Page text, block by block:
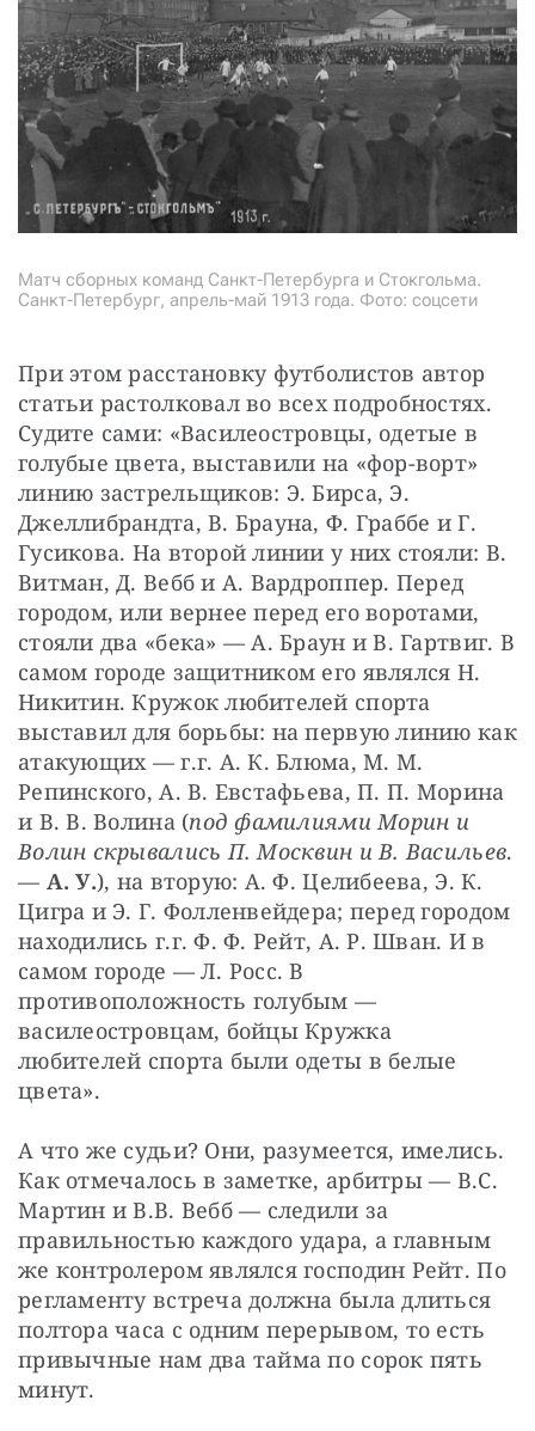
Матч сборных команд Санкт-Петербурга и Стокгольма.
Санкт-Петербург, апрель-май 1913 года. Фото: соцсети
При этом расстановку футболистов автор
статьи растолковал во всех подробностях.
Судите сами: «Василеостровцы, одетые в
голубые цвета, выставили на «фор-ворт»
линию застрельщиков: Э. Бирса, Э.
Джеллибрандта, В. Брауна, Ф. Граббе и Г.
Гусикова. На второй линии у них стояли: В.
Витман, Д. Вебб и А. Вардроппер. Перед
городом, или вернее перед его воротами,
стояли два «бека» — А. Браун и В. Гартвиг. В
самом городе защитником его являлся Н.
Никитин. Кружок любителей спорта
выставил для борьбы: на первую линию как
атакующих — г.г. А. К. Блюма, М. М.
Репинского, А. В. Евстафьева, П. П. Морина
и В. В. Волина (под фамилиями Морин и
Волин скрывались П. Москвин и В. Васильев.
— А. У.), на вторую: А. Ф. Целибеева, Э. К.
Цигра и Э. Г. Фолленвейдера; перед городом
находились г.г. Ф. Ф. Рейт, А. Р. Шван. И в
самом городе — Л. Росс. В
противоположность голубым —
василеостровцам, бойцы Кружка
любителей спорта были одеты в белые
цвета».
А что же судьи? Они, разумеется, имелись.
Как отмечалось в заметке, арбитры — В.С.
Мартин и В.В. Вебб — следили за
правильностью каждого удара, а главным
же контролером являлся господин Рейт. По
регламенту встреча должна была длиться
полтора часа с одним перерывом, то есть
привычные нам два тайма по сорок пять
минут.